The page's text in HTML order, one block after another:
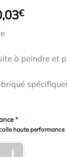
€Le
à peindre et
*
haute performance